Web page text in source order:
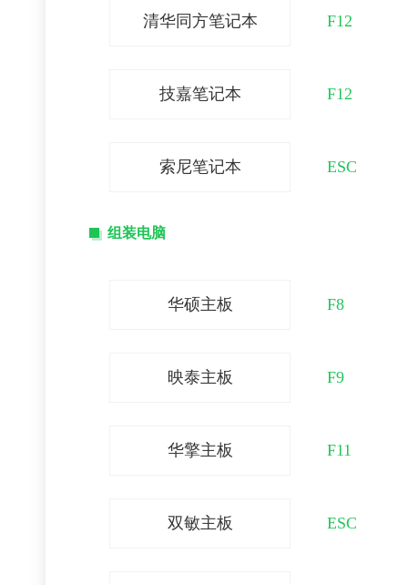
清华同方笔记本 F12
技嘉笔记本 F12
索尼笔记本 ESC
组装电脑
华硕主板 F8
映泰主板 F9
华擎主板 F11
双敏主板 ESC